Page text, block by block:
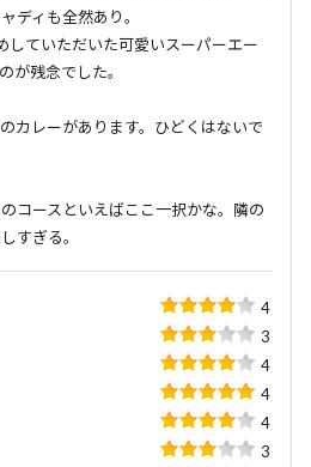
ディも全然あり。
していただいた可愛いスーパーエー
が残念でした。
カレーがあります。ひどくはないで
コースといえばここ一択かな。隣の
すぎる。
4
3
4
4
4
3